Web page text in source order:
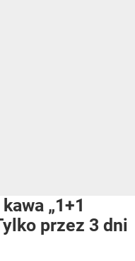
„1+1
przez 3 dni